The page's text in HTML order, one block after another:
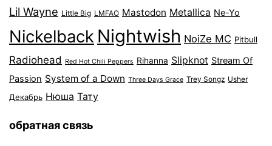
Lil Wayne Little Big LMFAO Mastodon Metallica Ne-Yo
Nickelback Nightwish NoiZe MC Pitbull
Radiohead Red Hot Chili Peppers Rihanna Slipknot Stream Of
Passion System of a Down Three Days Grace Trey Songz Usher
Декабрь Нюша Тату
обратная связь